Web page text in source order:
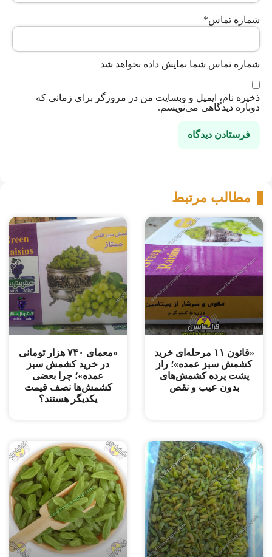
شماره تماس*
شماره تماس شما نمایش داده نخواهد شد
ذخیره نام، ایمیل و وبسایت من در مرورگر برای زمانی که
دوباره دیدگاهی می‌نویسم.
مطالب مرتبط
«قانون ۱۱ مرحله‌ای خرید
کشمش سبز عمده»؛ راز
پشت پرده کشمش‌های
بدون عیب و نقص
«معمای ۷۴۰ هزار تومانی
در خرید کشمش سبز
عمده»؛ چرا بعضی
کشمش‌ها نصف قیمت
یکدیگر هستند؟